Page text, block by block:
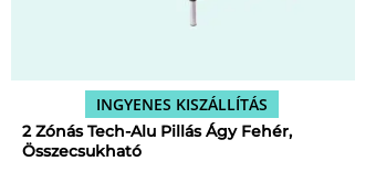
INGYENES KISZÁLLÍTÁS
2 Zónás Tech-Alu Pillás Ágy Fehér,
Összecsukható